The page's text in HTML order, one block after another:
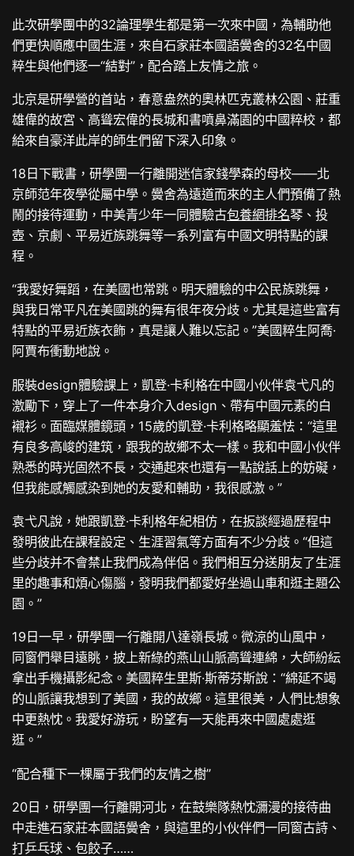
此次研學團中的32論理學生都是第一次來中國，為輔助他
們更快順應中國生涯，來自石家莊本國語黌舍的32名中國
粹生與他們逐一“結對”，配合踏上友情之旅。
北京是研學營的首站，春意盎然的奧林匹克叢林公園、莊重
雄偉的故宮、高聳宏偉的長城和書噴鼻滿園的中國粹校，都
給來自豪洋此岸的師生們留下深入印象。
18日下戰書，研學團一行離開迷信家錢學森的母校——北
京師范年夜學從屬中學。黌舍為遠道而來的主人們預備了熱
鬧的接待運動，中美青少年一同體驗古包養網排名琴、投
壺、京劇、平易近族跳舞等一系列富有中國文明特點的課
程。
“我愛好舞蹈，在美國也常跳。明天體驗的中公民族跳舞，
與我日常平凡在美國跳的舞有很年夜分歧。尤其是這些富有
特點的平易近族衣飾，真是讓人難以忘記。”美國粹生阿喬·
阿賈布衝動地說。
服裝design體驗課上，凱登·卡利格在中國小伙伴袁弋凡的
激勵下，穿上了一件本身介入design、帶有中國元素的白
襯衫。面臨媒體鏡頭，15歲的凱登·卡利格略顯羞怯：“這里
有良多高峻的建筑，跟我的故鄉不太一樣。我和中國小伙伴
熟悉的時光固然不長，交通起來也還有一點說話上的妨礙，
但我能感觸感染到她的友愛和輔助，我很感激。”
袁弋凡說，她跟凱登·卡利格年紀相仿，在扳談經過歷程中
發明彼此在課程設定、生涯習氣等方面有不少分歧。“但這
些分歧并不會禁止我們成為伴侶。我們相互分送朋友了生涯
里的趣事和煩心傷腦，發明我們都愛好坐過山車和逛主題公
園。”
19日一早，研學團一行離開八達嶺長城。微涼的山風中，
同窗們舉目遠眺，披上新綠的燕山山脈高聳連綿，大師紛紜
拿出手機攝影紀念。美國粹生里斯·斯蒂芬斯說：“綿延不竭
的山脈讓我想到了美國，我的故鄉。這里很美，人們比想象
中更熱忱。我愛好游玩，盼望有一天能再來中國處處逛
逛。”
“配合種下一棵屬于我們的友情之樹”
20日，研學團一行離開河北，在鼓樂隊熱忱瀰漫的接待曲
中走進石家莊本國語黌舍，與這里的小伙伴們一同窗古詩、
打乒乓球、包餃子……